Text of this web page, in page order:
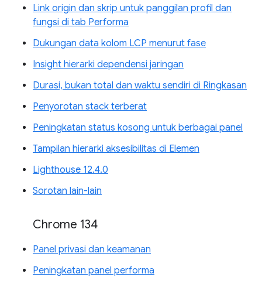
Link origin dan skrip untuk panggilan profil dan
fungsi di tab Performa
Dukungan data kolom LCP menurut fase
Insight hierarki dependensi jaringan
Durasi, bukan total dan waktu sendiri di Ringkasan
Penyorotan stack terberat
Peningkatan status kosong untuk berbagai panel
Tampilan hierarki aksesibilitas di Elemen
Lighthouse 12.4.0
Sorotan lain-lain
Chrome 134
Panel privasi dan keamanan
Peningkatan panel performa